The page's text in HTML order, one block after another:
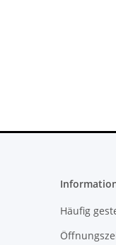
Häufig